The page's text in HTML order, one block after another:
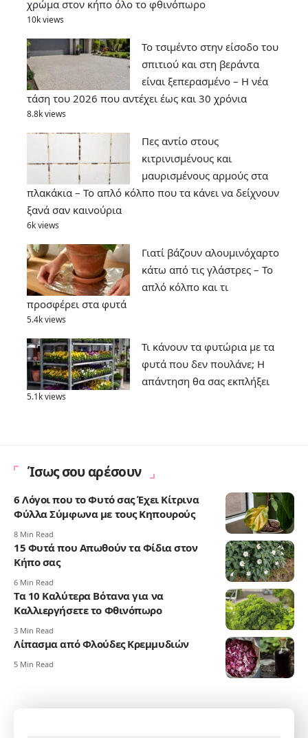
χρώμα στον κήπο όλο το φθινόπωρο
10k views
Το τσιμέντο στην είσοδο του
σπιτιού και στη βεράντα
είναι ξεπερασμένο – Η νέα
τάση του 2026 που αντέχει έως και 30 χρόνια
8.8k views
Πες αντίο στους
κιτρινισμένους και
μαυρισμένους αρμούς στα
πλακάκια – Το απλό κόλπο που τα κάνει να δείχνουν
ξανά σαν καινούρια
6k views
Γιατί βάζουν αλουμινόχαρτο
κάτω από τις γλάστρες – Το
απλό κόλπο και τι
προσφέρει στα φυτά
5.4k views
Τι κάνουν τα φυτώρια με τα
φυτά που δεν πουλάνε; Η
απάντηση θα σας εκπλήξει
5.1k views
Ίσως σου αρέσουν
6 Λόγοι που το Φυτό σας Έχει Κίτρινα
Φύλλα Σύμφωνα με τους Κηπουρούς
8 Min Read
15 Φυτά που Απωθούν τα Φίδια στον
Κήπο σας
6 Min Read
Τα 10 Καλύτερα Βότανα για να
Καλλιεργήσετε το Φθινόπωρο
3 Min Read
Λίπασμα από Φλούδες Κρεμμυδιών
5 Min Read